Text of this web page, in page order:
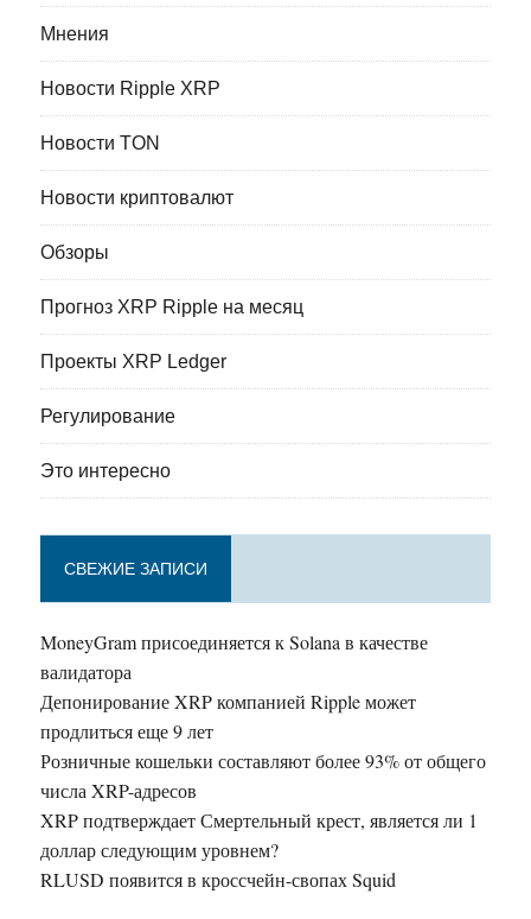
Мнения
Новости Ripple XRP
Новости TON
Новости криптовалют
Обзоры
Прогноз XRP Ripple на месяц
Проекты XRP Ledger
Регулирование
Это интересно
СВЕЖИЕ ЗАПИСИ
MoneyGram присоединяется к Solana в качестве
валидатора
Депонирование XRP компанией Ripple может
продлиться еще 9 лет
Розничные кошельки составляют более 93% от общего
числа XRP-адресов
XRP подтверждает Смертельный крест, является ли 1
доллар следующим уровнем?
RLUSD появится в кроссчейн-свопах Squid